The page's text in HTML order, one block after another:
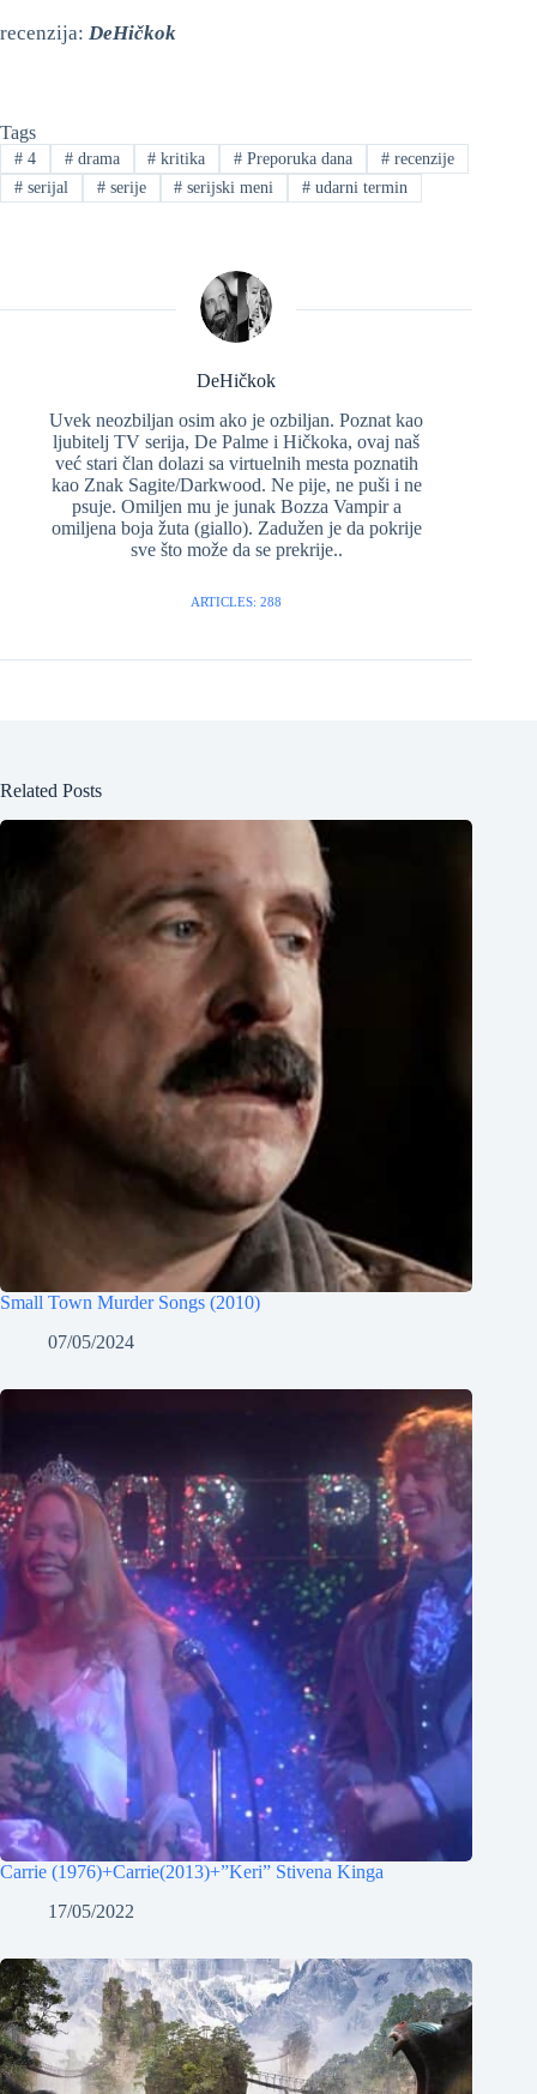
recenzija: DeHičkok
Tags
#4 #drama # kritika # Preporuka dana # recenzije
#serijal #serije # serijski meni # udarni termin
DeHičkok
Uvek neozbiljan osim ako je ozbiljan. Poznat kao
ljubitelj TV serija, De Palme i Hičkoka, ovaj naš
već stari član dolazi sa virtuelnih mesta poznatih
kao Znak Sagite/Darkwood. Ne pije, ne puši i ne
psuje. Omiljen mu je junak Bozza Vampir a
omiljena boja žuta (giallo). Zadužen je da pokrije
sve što može da se prekrije..
ARTICLES: 288
Related Posts
Small Town Murder Songs (2010)
07/05/2024
Carrie (1976)+Carrie(2013)+”Keri” Stivena Kinga
17/05/2022